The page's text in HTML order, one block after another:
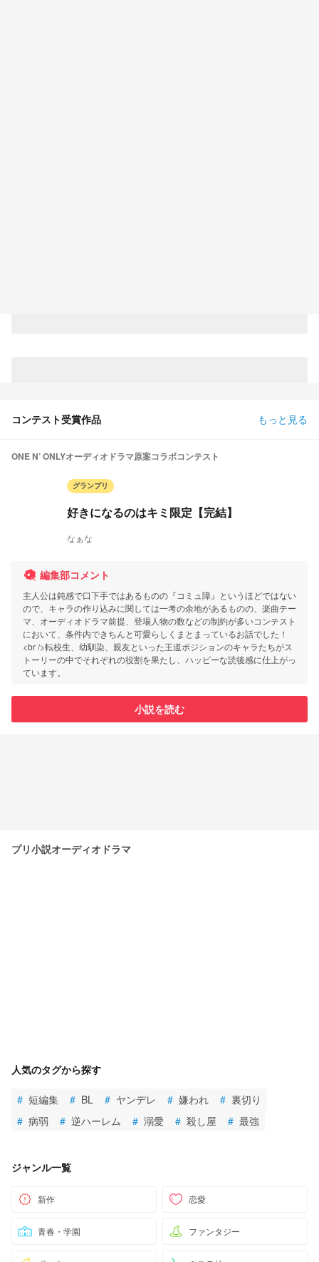
コンテスト受賞作品 もっと見る
ONE N’ ONLYオーディオドラマ原案コラボコンテスト
グランプリ
好きになるのはキミ限定【完結】
なぁな
編集部コメント
主人公は鈍感で口下手ではあるものの『コミュ障』というほどではない
ので、キャラの作り込みに関しては一考の余地があるものの、楽曲テー
マ、オーディオドラマ前提、登場人物の数などの制約が多いコンテスト
において、条件内できちんと可愛らしくまとまっているお話でした！
<br />転校生、幼馴染、親友といった王道ポジションのキャラたちがス
トーリーの中でそれぞれの役割を果たし、ハッピーな読後感に仕上がっ
ています。
小説を読む
プリ小説オーディオドラマ
人気のタグから探す
# 短編集 # BL # ヤンデレ # 嫌われ # 裏切り
# 病弱 # 逆ハーレム # 溺愛 # 殺し屋 # 最強
ジャンル一覧
新作 恋愛
青春・学園 ファンタジー